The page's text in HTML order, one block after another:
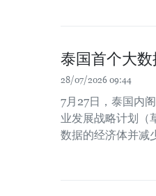
泰国首个大
28/07/2026 09:44
7月27日，泰国内
业发展战略计划（
数据的经济体并减